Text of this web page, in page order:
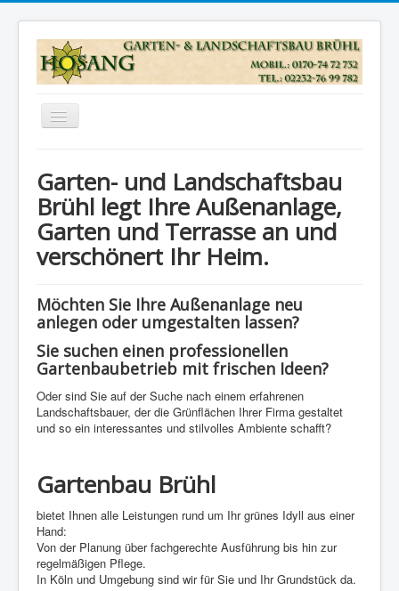
TPL_PROTOSTAR_TOGGLE_MENU
Garten- und Landschaftsbau
Brühl legt Ihre Außenanlage,
Garten und Terrasse an und
verschönert Ihr Heim.
Möchten Sie Ihre Außenanlage neu
anlegen oder umgestalten lassen?
Sie suchen einen professionellen
Gartenbaubetrieb mit frischen Ideen?
Oder sind Sie auf der Suche nach einem erfahrenen
Landschaftsbauer, der die Grünflächen Ihrer Firma gestaltet
und so ein interessantes und stilvolles Ambiente schafft?
Gartenbau Brühl
bietet Ihnen alle Leistungen rund um Ihr grünes Idyll aus einer
Hand:
Von der Planung über fachgerechte Ausführung bis hin zur
regelmäßigen Pflege.
In Köln und Umgebung sind wir für Sie und Ihr Grundstück da.